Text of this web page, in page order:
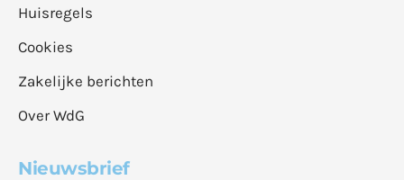
Huisregels
Cookies
Zakelijke berichten
Over WdG
Nieuwsbrief